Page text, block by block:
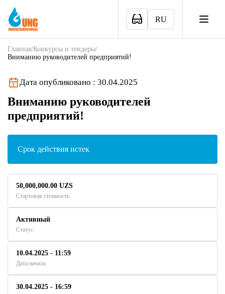
RU
Главная/Конкурсы и тендеры/
Вниманию руководителей предприятий!
Дата опубликовано : 30.04.2025
Вниманию руководителей
предприятий!
Срок действия истек
50,000,000.00 UZS
Стартовая стоимость
Активный
Статус
10.04.2025 - 11:59
Дата начала
30.04.2025 - 16:59